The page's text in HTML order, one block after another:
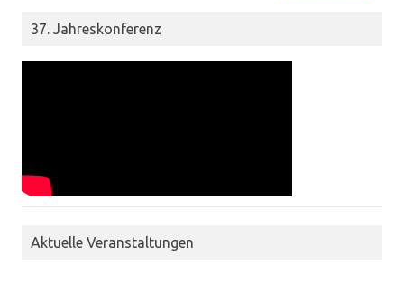
37. Jahreskonferenz
Aktuelle Veranstaltungen